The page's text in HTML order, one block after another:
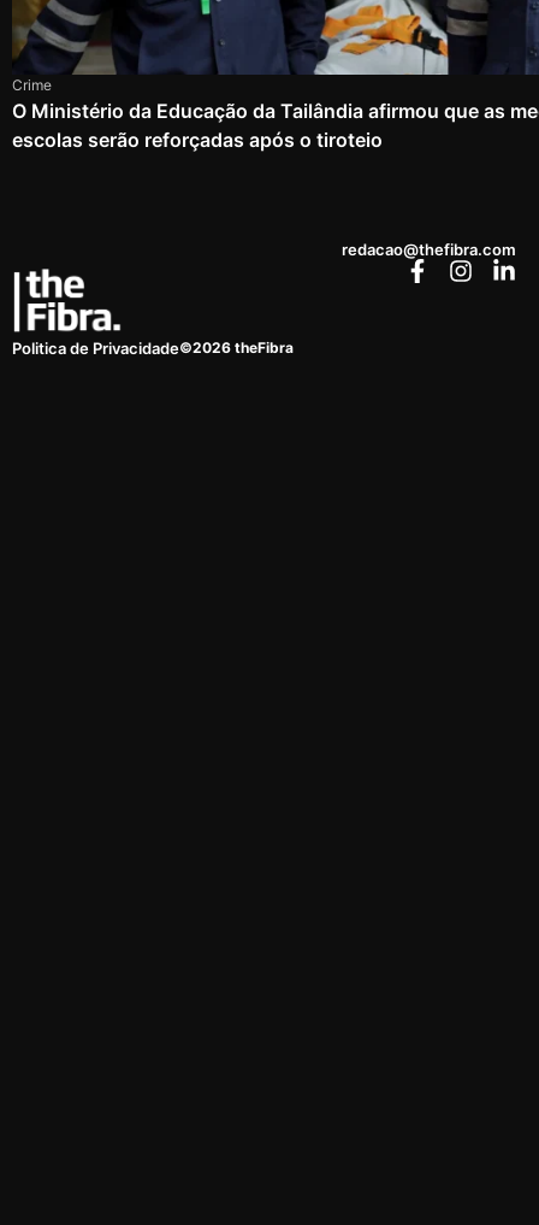
Crime
O Ministério da Educação da Tailândia afirmou que as
escolas serão reforçadas após o tiroteio
redacao@thefibra.com
Politica de Privacidade©2026 theFibra